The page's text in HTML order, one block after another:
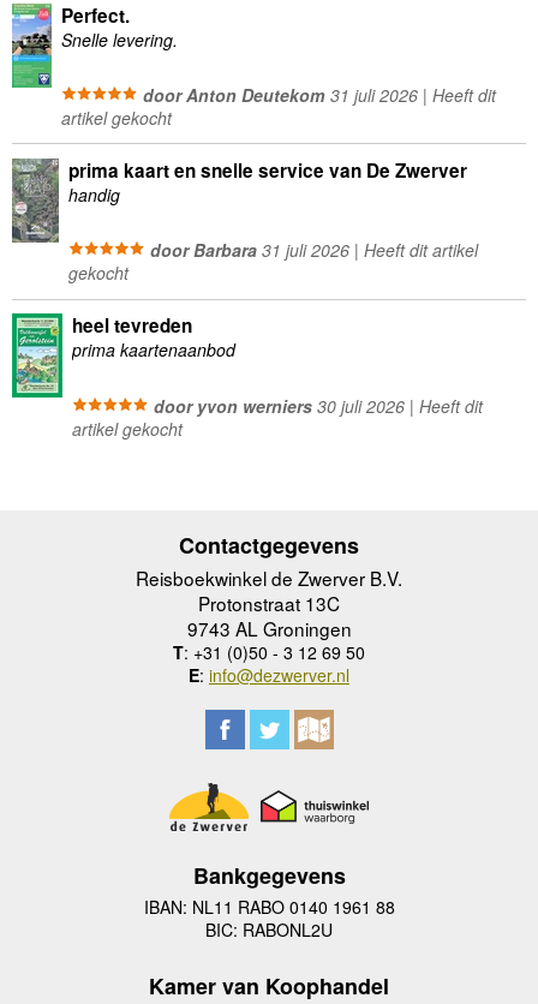
Perfect.
Snelle levering.
door Anton Deutekom31 juli 2026 | Heeft dit
artikel gekocht
prima kaart en snelle service van De Zwerver
handig
door Barbara31 juli 2026 | Heeft dit artikel
gekocht
heel tevreden
prima kaartenaanbod
door yvon werniers30 juli 2026 | Heeft dit
artikel gekocht
Contactgegevens
Reisboekwinkel de Zwerver B.V.
Protonstraat 13C
9743 AL Groningen
T: +31 (0)50 - 3 12 69 50
E: info@dezwerver.nl
Bankgegevens
IBAN: NL11 RABO 0140 1961 88
BIC: RABONL2U
Kamer van Koophandel